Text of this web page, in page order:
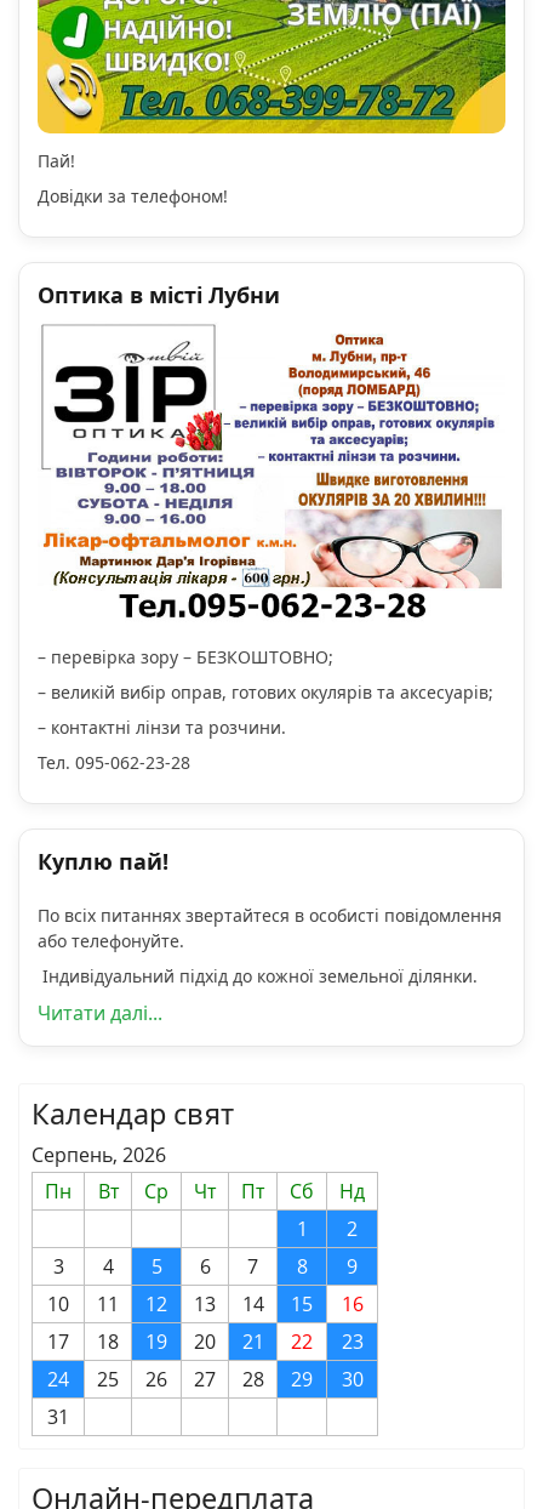
Пай!
Довідки за телефоном!
Оптика в місті Лубни
– перевірка зору – БЕЗКОШТОВНО;
– великій вибір оправ, готових окулярів та аксесуарів;
– контактні лінзи та розчини.
Тел. 095-062-23-28
Куплю пай!
По всіх питаннях звертайтеся в особисті повідомлення
або телефонуйте.
Індивідуальний підхід до кожної земельної ділянки.
Читати далі...
Календар свят
Серпень, 2026
Пн
Вт Ср Чт Пт Сб
Нд
1
2
3
4 5 6 7 8
9
10
11 12 13 14 15
16
17
18 19 20 21 22
23
24
25 26 27 28 29
30
31
Онлайн-передплата